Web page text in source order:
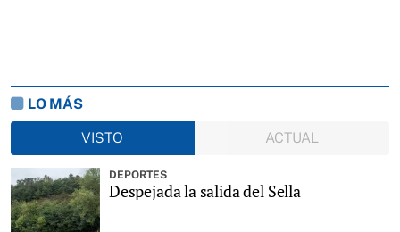
LO MÁS
VISTO
ACTUAL
DEPORTES
Despejada la salida del Sella